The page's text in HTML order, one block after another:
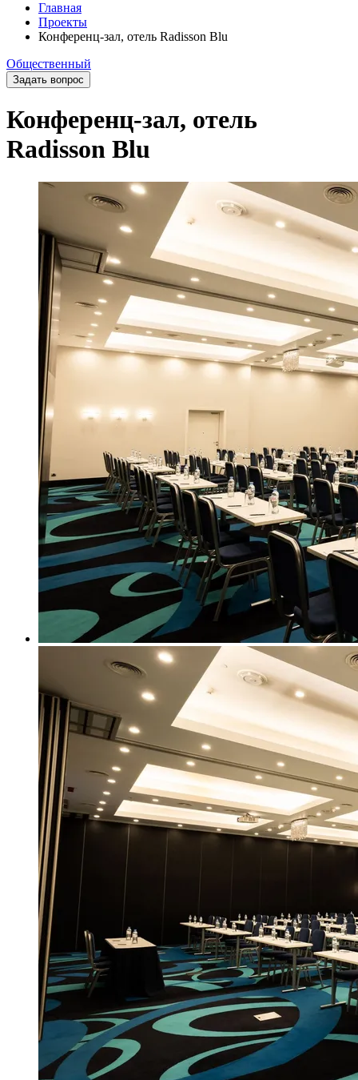
Главная
Проекты
Конференц-зал, отель Radisson Blu
Общественный
Задать вопрос
Конференц-зал, отель
Radisson Blu